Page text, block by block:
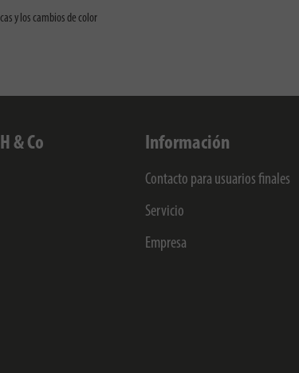
y los cambios de color
& Co
Información
Contacto para usuarios finales
Servicio
Empresa